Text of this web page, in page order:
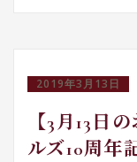
2019年3月13日
【3月13日
ルズ10周年